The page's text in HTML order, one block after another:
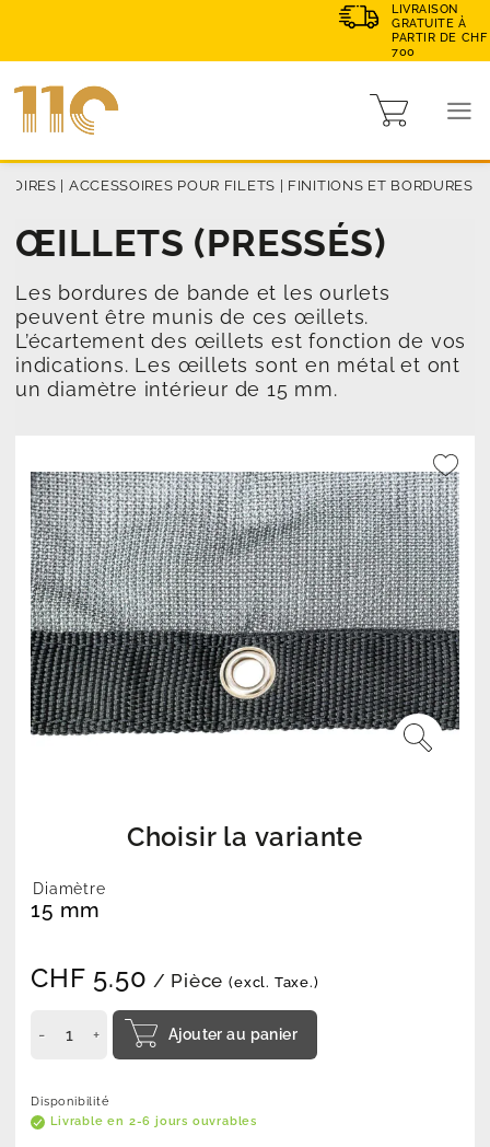
LIVRAISON
GRATUITE À
PARTIR DE CHF
700
ACCESSOIRES POUR FILETS FINITIONS ET BORDURES
ŒILLETS (PRESSÉS)
Les bordures de bande et les ourlets
peuvent être munis de ces œillets.
L’écartement des œillets est fonction de vos
indications. Les œillets sont en métal et ont
un diamètre intérieur de 15 mm.
Choisir la variante
Diamètre
15 mm
CHF 5.50 / Pièce (excl. Taxe.)
Ajouter au panier
Disponibilité
Livrable en 2-6 jours ouvrables